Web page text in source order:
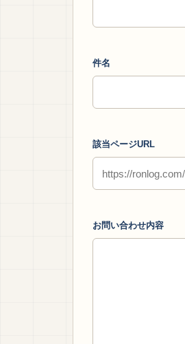
件名
該当ページURL
お問い合わせ内容